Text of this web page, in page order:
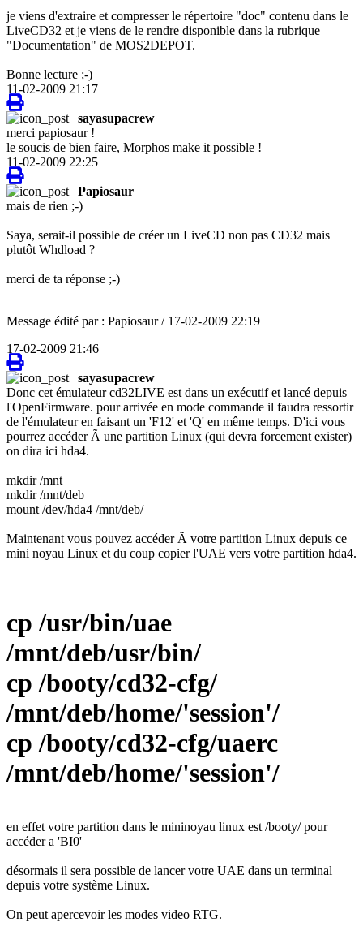
je viens d'extraire et compresser le répertoire "doc" contenu dans le
LiveCD32 et je viens de le rendre disponible dans la rubrique
"Documentation" de MOS2DEPOT.
Bonne lecture ;-)
11-02-2009 21:17
sayasupacrew
merci papiosaur !
le soucis de bien faire, Morphos make it possible !
11-02-2009 22:25
Papiosaur
mais de rien ;-)
Saya, serait-il possible de créer un LiveCD non pas CD32 mais
plutôt Whdload ?
merci de ta réponse ;-)
Message édité par : Papiosaur / 17-02-2009 22:19
17-02-2009 21:46
sayasupacrew
Donc cet émulateur cd32LIVE est dans un exécutif et lancé depuis
l'OpenFirmware. pour arrivée en mode commande il faudra ressortir
de l'émulateur en faisant un 'F12' et 'Q' en même temps. D'ici vous
pourrez accéder Ã une partition Linux (qui devra forcement exister)
on dira ici hda4.
mkdir /mnt
mkdir /mnt/deb
mount /dev/hda4 /mnt/deb/
Maintenant vous pouvez accéder Ã votre partition Linux depuis ce
mini noyau Linux et du coup copier l'UAE vers votre partition hda4.
cp /usr/bin/uae
/mnt/deb/usr/bin/
cp /booty/cd32-cfg/
/mnt/deb/home/'session'/
cp /booty/cd32-cfg/uaerc
/mnt/deb/home/'session'/
en effet votre partition dans le mininoyau linux est /booty/ pour
accéder a 'BI0'
désormais il sera possible de lancer votre UAE dans un terminal
depuis votre système Linux.
On peut apercevoir les modes video RTG.